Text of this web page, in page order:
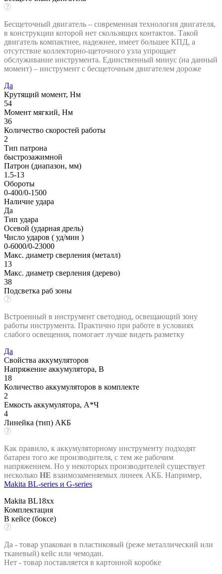
Бесщеточный двигатель – современная технология двигателя,
в конструкции которой нет скользящих контактов. Такой
двигатель компактнее, надежнее, имеет большее КПД, а
отсутствие коллекторно-щеточного узла упрощает
обслуживание инструмента. Единственный минус (на данный
момент) – инструмент с бесщеточным двигателем дороже
Да
Крутящий момент, Нм
54
Момент мягкий, Нм
36
Количество скоростей работы
2
Тип патрона
быстрозажимной
Патрон (диапазон, мм)
1.5-13
Обороты
0-400/0-1500
Наличие удара
Да
Тип удара
Осевой (ударная дрель)
Число ударов ( уд/мин )
0-6000/0-23000
Макс. диаметр сверления (металл)
13
Макс. диаметр сверления (дерево)
38
Подсветка раб зоны
Встроенный в инструмент светодиод, освещающий зону
работы инструмента. Практично при работе в условиях
слабого освещения, помогает лучше видеть разметку
Да
Свойства аккумуляторов
Напряжение аккумулятора, В
18
Количество аккумуляторов в комплекте
2
Емкость аккумулятора, А*Ч
4
Линейка (тип) АКБ
Как правило, к аккумуляторному инструменту подходят
батареи того же производителя, с тем же рабочим
напряжением. Но у некоторых производителей существует
несколько НЕ взаимозаменяемых линеек АКБ. Например,
Makita BL-series и G-series
Makita BL18xx
Комплектация
В кейсе (боксе)
Да - товар упакован в пластиковый (реже металлический или
тканевый) кейс или чемодан.
Нет - товар поставляется в картонной коробке